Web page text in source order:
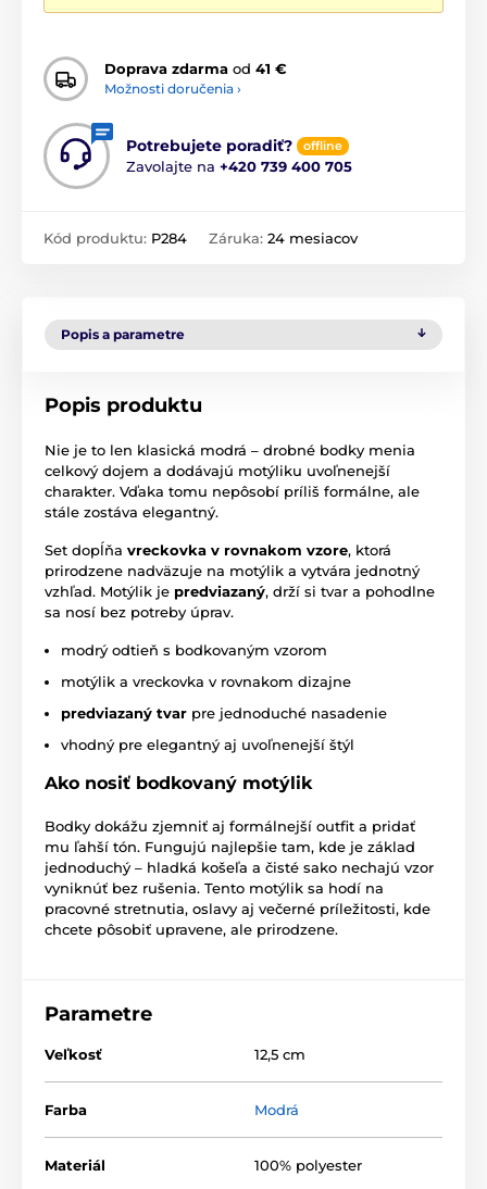
Doprava zdarma od 41 €
Možnosti doručenia ›
Potrebujete poradiť? offline
Zavolajte na +420 739 400 705
Kód produktu: P284 Záruka: 24 mesiacov
Popis a parametre
Popis produktu
Nie je to len klasická modrá – drobné bodky menia
celkový dojem a dodávajú motýliku uvoľnenejší
charakter. Vďaka tomu nepôsobí príliš formálne, ale
stále zostáva elegantný.
Set dopĺňa vreckovka v rovnakom vzore, ktorá
prirodzene nadväzuje na motýlik a vytvára jednotný
vzhľad. Motýlik je predviazaný, drží si tvar a pohodlne
sa nosí bez potreby úprav.
modrý odtieň s bodkovaným vzorom
motýlik a vreckovka v rovnakom dizajne
predviazaný tvar pre jednoduché nasadenie
vhodný pre elegantný aj uvoľnenejší štýl
Ako nosiť bodkovaný motýlik
Bodky dokážu zjemniť aj formálnejší outfit a pridať
mu ľahší tón. Fungujú najlepšie tam, kde je základ
jednoduchý – hladká košeľa a čisté sako nechajú vzor
vyniknúť bez rušenia. Tento motýlik sa hodí na
pracovné stretnutia, oslavy aj večerné príležitosti, kde
chcete pôsobiť upravene, ale prirodzene.
Parametre
Veľkosť 12,5 cm
Farba Modrá
Materiál 100% polyester